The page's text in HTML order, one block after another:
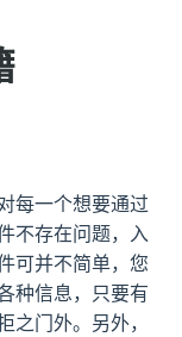
每一个想要通过
不存在问题，入
可并不简单，您
种信息，只要有
门外。另外，